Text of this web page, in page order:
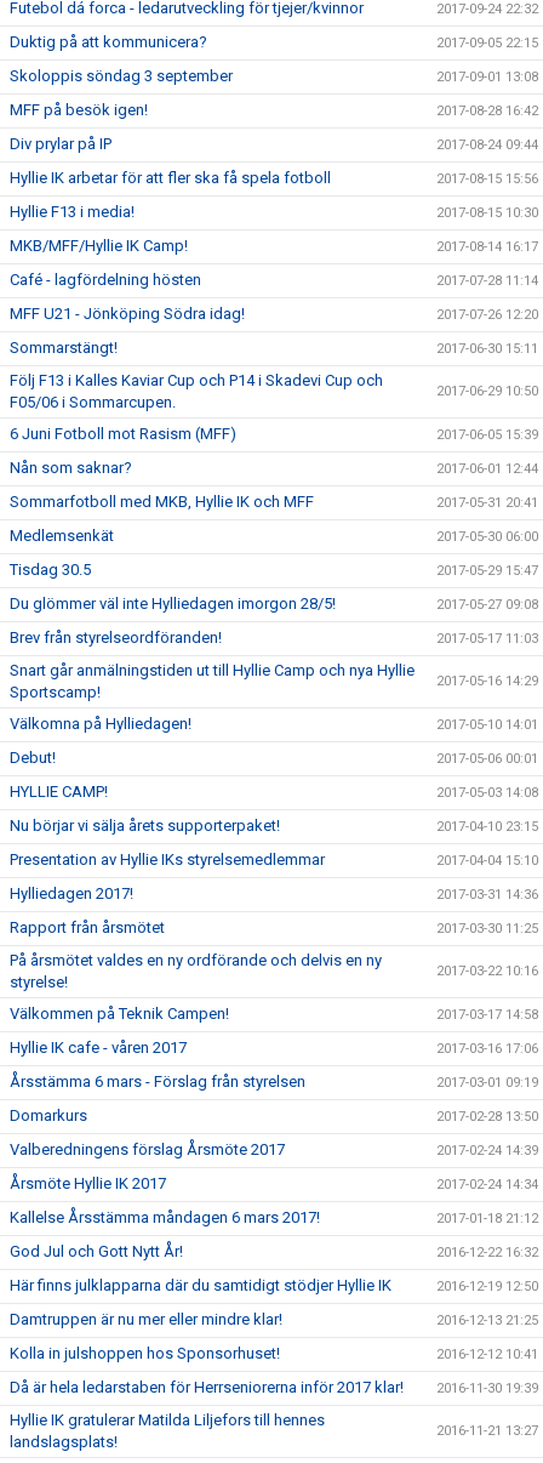
Futebol dá forca - ledarutveckling för tjejer/kvinnor 2017-09-24 22:32
Duktig på att kommunicera? 2017-09-05 22:15
Skoloppis söndag 3 september 2017-09-01 13:08
MFF på besök igen! 2017-08-28 16:42
Div prylar på IP 2017-08-24 09:44
Hyllie IK arbetar för att fler ska få spela fotboll 2017-08-15 15:56
Hyllie F13 i media! 2017-08-15 10:30
MKB/MFF/Hyllie IK Camp! 2017-08-14 16:17
Café - lagfördelning hösten 2017-07-28 11:14
MFF U21 - Jönköping Södra idag! 2017-07-26 12:20
Sommarstängt! 2017-06-30 15:11
Följ F13 i Kalles Kaviar Cup och P14 i Skadevi Cup och
F05/06 i Sommarcupen.
2017-06-29 10:50
6 Juni Fotboll mot Rasism (MFF) 2017-06-05 15:39
Nån som saknar? 2017-06-01 12:44
Sommarfotboll med MKB, Hyllie IK och MFF 2017-05-31 20:41
Medlemsenkät 2017-05-30 06:00
Tisdag 30.5 2017-05-29 15:47
Du glömmer väl inte Hylliedagen imorgon 28/5! 2017-05-27 09:08
Brev från styrelseordföranden! 2017-05-17 11:03
Snart går anmälningstiden ut till Hyllie Camp och nya Hyllie
Sportscamp!
2017-05-16 14:29
Välkomna på Hylliedagen! 2017-05-10 14:01
Debut! 2017-05-06 00:01
HYLLIE CAMP! 2017-05-03 14:08
Nu börjar vi sälja årets supporterpaket! 2017-04-10 23:15
Presentation av Hyllie IKs styrelsemedlemmar 2017-04-04 15:10
Hylliedagen 2017! 2017-03-31 14:36
Rapport från årsmötet 2017-03-30 11:25
På årsmötet valdes en ny ordförande och delvis en ny
styrelse!
2017-03-22 10:16
Välkommen på Teknik Campen! 2017-03-17 14:58
Hyllie IK cafe - våren 2017 2017-03-16 17:06
Årsstämma 6 mars - Förslag från styrelsen 2017-03-01 09:19
Domarkurs 2017-02-28 13:50
Valberedningens förslag Årsmöte 2017 2017-02-24 14:39
Årsmöte Hyllie IK 2017 2017-02-24 14:34
Kallelse Årsstämma måndagen 6 mars 2017! 2017-01-18 21:12
God Jul och Gott Nytt År! 2016-12-22 16:32
Här finns julklapparna där du samtidigt stödjer Hyllie IK 2016-12-19 12:50
Damtruppen är nu mer eller mindre klar! 2016-12-13 21:25
Kolla in julshoppen hos Sponsorhuset! 2016-12-12 10:41
Då är hela ledarstaben för Herrseniorerna inför 2017 klar! 2016-11-30 19:39
Hyllie IK gratulerar Matilda Liljefors till hennes
landslagsplats!
2016-11-21 13:27